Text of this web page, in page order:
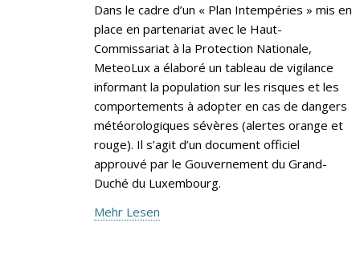
Dans le cadre d’un « Plan Intempéries » mis en
place en partenariat avec le Haut-
Commissariat à la Protection Nationale,
MeteoLux a élaboré un tableau de vigilance
informant la population sur les risques et les
comportements à adopter en cas de dangers
météorologiques sévères (alertes orange et
rouge). Il s’agit d’un document officiel
approuvé par le Gouvernement du Grand-
Duché du Luxembourg.
Mehr Lesen